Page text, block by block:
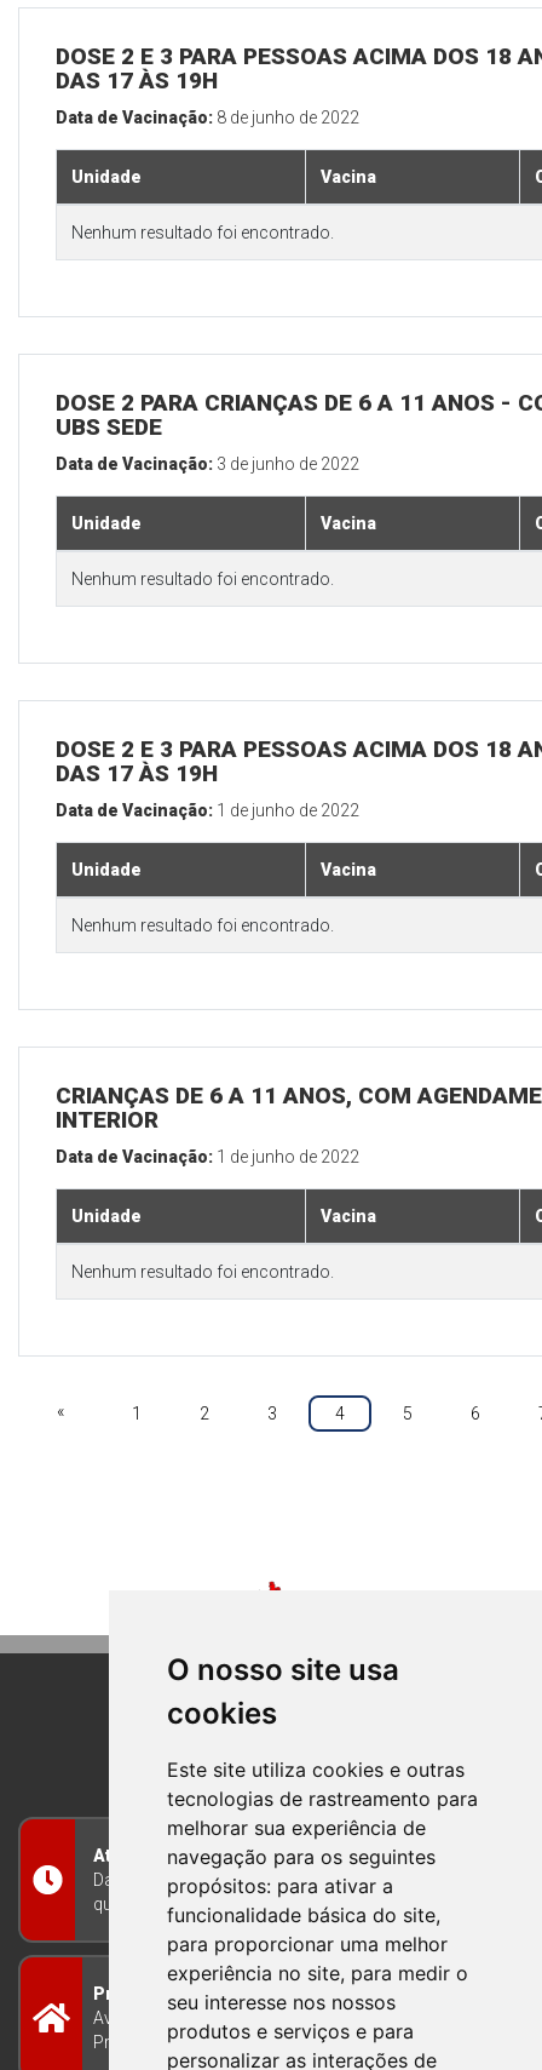
O nosso site usa
cookies
Este site utiliza cookies e outras
tecnologias de rastreamento para
melhorar sua experiência de
navegação para os seguintes
propósitos: para ativar a
funcionalidade básica do site,
para proporcionar uma melhor
experiência no site, para medir o
seu interesse nos nossos
produtos e serviços e para
personalizar as interações de
DOSE 2 E 3 PARA PESSOAS ACIMA DOS 18
DAS 17 ÀS 19H
Data de Vacinação: 8 de junho de 2022
Unidade Vacina
Nenhum resultado foi encontrado.
DOSE 2 PARA CRIANÇAS DE 6 A 11 ANOS -
UBS SEDE
Data de Vacinação: 3 de junho de 2022
Unidade Vacina
Nenhum resultado foi encontrado.
DOSE 2 E 3 PARA PESSOAS ACIMA DOS 18
DAS 17 ÀS 19H
Data de Vacinação: 1 de junho de 2022
Unidade Vacina
Nenhum resultado foi encontrado.
CRIANÇAS DE 6 A 11 ANOS, COM
INTERIOR
Data de Vacinação: 1 de junho de 2022
Unidade Vacina
Nenhum resultado foi encontrado.
« 1 2 3 4 5 6
BOM PRINCIPIO
RIO GRANDE DO SUL
Atendimento
Das 8h às 12h e das 13h às 17h30, de segunda a
quinta-feira, e nas sextas-feiras das 7h às 13h
Prefeitura Municipal
Avenida Guilherme Winter 65 - Centro Bom
Princípio/RS - Brasil CEP 95765-000